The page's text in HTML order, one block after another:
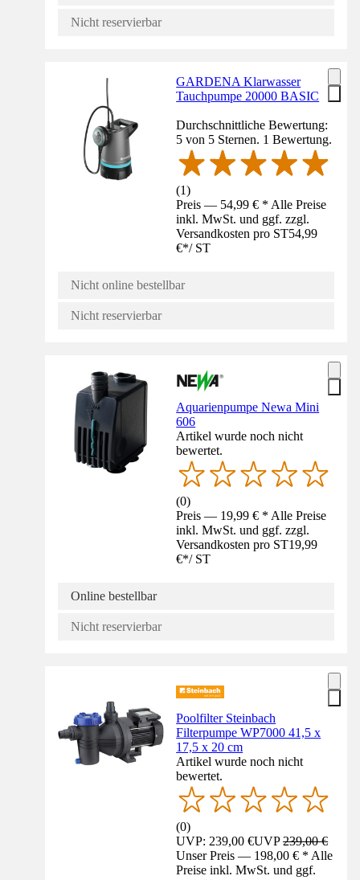
Nicht reservierbar
GARDENA Klarwasser
Tauchpumpe 20000 BASIC
Durchschnittliche Bewertung:
5 von 5 Sternen. 1 Bewertung.
(1)
Preis — 54,99 € * Alle Preise
inkl. MwSt. und ggf. zzgl.
Versandkosten pro ST54,99
€*/ ST
Nicht online bestellbar
Nicht reservierbar
Aquarienpumpe Newa Mini
606
Artikel wurde noch nicht
bewertet.
(0)
Preis — 19,99 € * Alle Preise
inkl. MwSt. und ggf. zzgl.
Versandkosten pro ST19,99
€*/ ST
Online bestellbar
Nicht reservierbar
Poolfilter Steinbach
Filterpumpe WP7000 41,5 x
17,5 x 20 cm
Artikel wurde noch nicht
bewertet.
(0)
UVP: 239,00 €UVP239,00 €
Unser Preis — 198,00 € * Alle
Preise inkl. MwSt. und ggf.